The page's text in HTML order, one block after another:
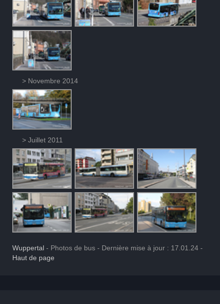
> Novembre 2014
> Juillet 2011
Wuppertal - Photos de bus - Dernière mise à jour : 17.01.24 -
Haut de page